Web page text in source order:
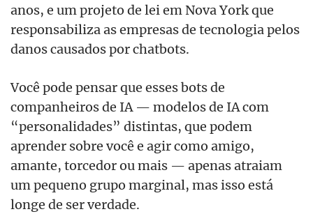
anos, e um projeto de lei em Nova York que
responsabiliza as empresas de tecnologia pelos
danos causados por chatbots.
Você pode pensar que esses bots de
companheiros de IA — modelos de IA com
“personalidades” distintas, que podem
aprender sobre você e agir como amigo,
amante, torcedor ou mais — apenas atraiam
um pequeno grupo marginal, mas isso está
longe de ser verdade.